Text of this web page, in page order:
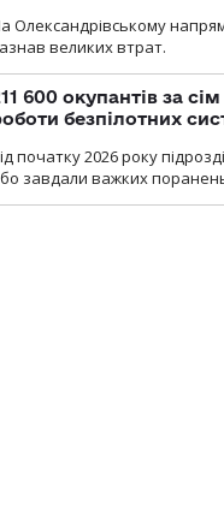
Олександрівському
великих втрат.
600 окупантів за
безпілотних
початку 2026 року
завдали важких